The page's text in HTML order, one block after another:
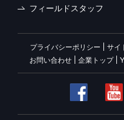
フィールドスタッフ
プライバシーポリシー サイ
お問い合わせ
企業トップ